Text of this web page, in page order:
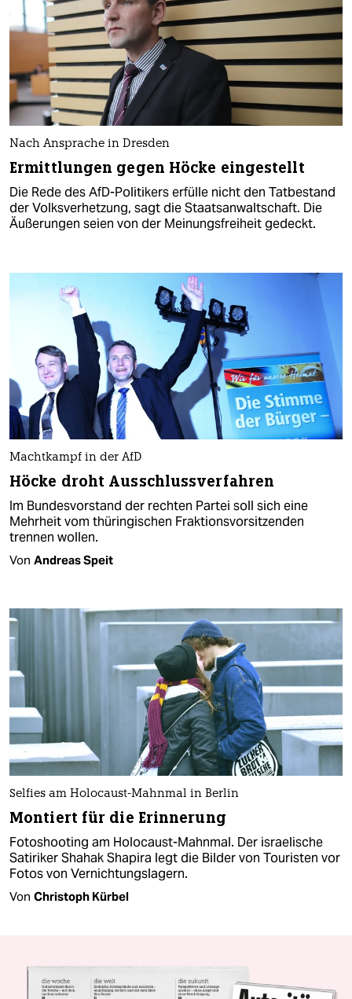
Nach Ansprache in Dresden
Ermittlungen gegen Höcke eingestellt
Die Rede des AfD-Politikers erfülle nicht den Tatbestand
der Volksverhetzung, sagt die Staatsanwaltschaft. Die
Äußerungen seien von der Meinungsfreiheit gedeckt.
Machtkampf in der AfD
Höcke droht Ausschlussverfahren
Im Bundesvorstand der rechten Partei soll sich eine
Mehrheit vom thüringischen Fraktionsvorsitzenden
trennen wollen.
Von Andreas Speit
Selfies am Holocaust-Mahnmal in Berlin
Montiert für die Erinnerung
Fotoshooting am Holocaust-Mahnmal. Der israelische
Satiriker Shahak Shapira legt die Bilder von Touristen vor
Fotos von Vernichtungslagern.
Von Christoph Kürbel